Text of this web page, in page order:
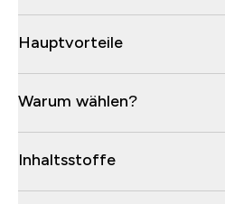
Hauptvorteile
Warum wählen?
Inhaltsstoffe